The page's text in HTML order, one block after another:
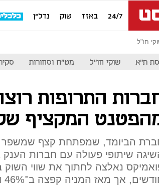
24/7 באזז שוק נדל"ן
חו"ל
ת"א שוקי חו"ל מט"ח וסחורות
התרופות
המקציף
הביומד, שמפתחת קצף שמשפר
שיתופי פעולה עם חברות הענק
נאלצה לחתוך את שווי
אך מאז המניה קפצה ב־46% והחברה בוחנת רישום בת"א